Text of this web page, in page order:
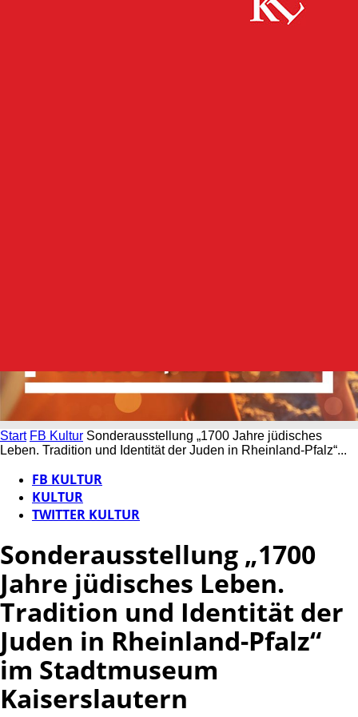
Start FB Kultur Sonderausstellung „1700 Jahre jüdisches
Leben. Tradition und Identität der Juden in Rheinland-Pfalz“...
FB KULTUR
KULTUR
TWITTER KULTUR
Sonderausstellung „1700
Jahre jüdisches Leben.
Tradition und Identität der
Juden in Rheinland-Pfalz“
im Stadtmuseum
Kaiserslautern